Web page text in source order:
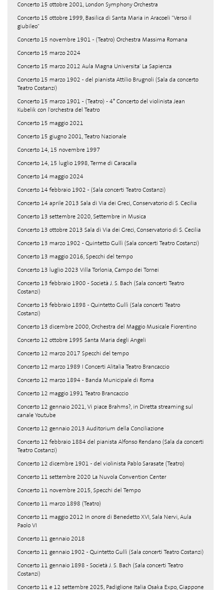
Concerto 15 ottobre 2001, London Symphony Orchestra
Concerto 15 ottobre 1999, Basilica di Santa Maria in Aracoeli "Verso il
giubileo"
Concerto 15 novembre 1901 - (Teatro) Orchestra Massima Romana
Concerto 15 marzo 2024
Concerto 15 marzo 2012 Aula Magna Universita' La Sapienza
Concerto 15 marzo 1902 - del pianista Attilio Brugnoli (Sala da concerto
Teatro Costanzi)
Concerto 15 marzo 1901 - (Teatro) - 4° Concerto del violinista Jean
Kubelik con l'orchestra del Teatro
Concerto 15 maggio 2021
Concerto 15 giugno 2001, Teatro Nazionale
Concerto 14, 15 novembre 1997
Concerto 14, 15 luglio 1998, Terme di Caracalla
Concerto 14 maggio 2024
Concerto 14 febbraio 1902 - (Sala concerti Teatro Costanzi)
Concerto 14 aprile 2013 Sala di Via dei Greci, Conservatorio di S. Cecilia
Concerto 13 settembre 2020, Settembre in Musica
Concerto 13 ottobre 2013 Sala di Via dei Greci, Conservatorio di S. Cecilia
Concerto 13 marzo 1902 - Quintetto Gullì (Sala concerti Teatro Costanzi)
Concerto 13 maggio 2016, Specchi del tempo
Concerto 13 luglio 2023 Villa Torlonia, Campo dei Tornei
Concerto 13 febbraio 1900 - Società J. S. Bach (Sala concerti Teatro
Costanzi)
Concerto 13 febbraio 1898 - Quintetto Gullì (Sala concerti Teatro
Costanzi)
Concerto 13 dicembre 2000, Orchestra del Maggio Musicale Fiorentino
Concerto 12 ottobre 1995 Santa Maria degli Angeli
Concerto 12 marzo 2017 Specchi del tempo
Concerto 12 marzo 1989 I Concerti Alitalia Teatro Brancaccio
Concerto 12 marzo 1894 - Banda Municipale di Roma
Concerto 12 maggio 1991 Teatro Brancaccio
Concerto 12 gennaio 2021, Vi piace Brahms?, in Diretta streaming sul
canale Youtube
Concerto 12 gennaio 2013 Auditorium della Conciliazione
Concerto 12 febbraio 1884 del pianista Alfonso Rendano (Sala da concerti
Teatro Costanzi)
Concerto 12 dicembre 1901 - del violinista Pablo Sarasate (Teatro)
Concerto 11 settembre 2020 La Nuvola Convention Center
Concerto 11 novembre 2015, Specchi del Tempo
Concerto 11 marzo 1898 (Teatro)
Concerto 11 maggio 2012 In onore di Benedetto XVI, Sala Nervi, Aula
Paolo VI
Concerto 11 gennaio 2018
Concerto 11 gennaio 1902 - Quintetto Gullì (Sala concerti Teatro Costanzi)
Concerto 11 gennaio 1898 - Società J. S. Bach (Sala concerti Teatro
Costanzi)
Concerto 11 e 12 settembre 2025, Padiglione Italia Osaka Expo, Giappone